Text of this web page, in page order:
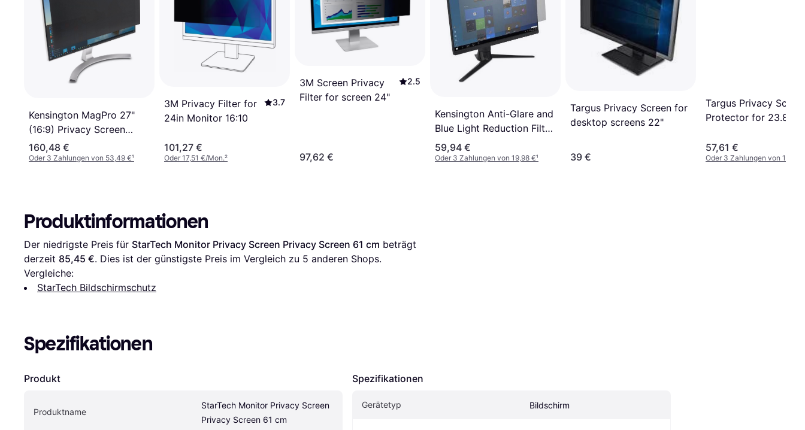
Kensington MagPro 27"
(16:9) Privacy Screen
Filter with Magnetic Strip
160,48 €
Oder 3 Zahlungen von 53,49 €¹
3M Privacy Filter for
24in Monitor 16:10
3.7
101,27 €
Oder 17,51 €/Mon.²
3M Screen Privacy
Filter for screen 24"
2.5
97,62 €
Kensington Anti-Glare and
Blue Light Reduction Filter
for 24" - Transparent
59,94 €
Oder 3 Zahlungen von 19,98 €¹
Targus Privacy Screen for
desktop screens 22"
39 €
Targus Privacy
Protector for 23.8" W
57,61 €
Oder 3 Zahlungen von 19,20
Produktinformationen
Der niedrigste Preis für StarTech Monitor Privacy Screen Privacy Screen 61 cm beträgt
derzeit 85,45 €. Dies ist der günstigste Preis im Vergleich zu 5 anderen Shops.
Vergleiche:
StarTech Bildschirmschutz
Spezifikationen
Produkt
Produktname
StarTech Monitor Privacy Screen
Privacy Screen 61 cm
Spezifikationen
Gerätetyp Bildschirm